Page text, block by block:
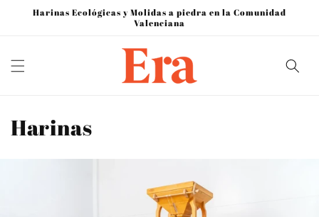
directamente
Harinas Ecológicas y Molidas a piedra en la Comunidad
Valenciana
C
Harinas